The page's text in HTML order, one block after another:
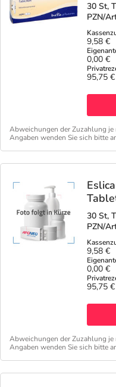
30 St,
PZN/
9,58 €
0,00 €
95,75 €
Abweichungen der Zuzahlung je
Angaben wenden Sie sich bitte
30 St,
PZN/
9,58 €
0,00 €
95,75 €
Abweichungen der Zuzahlung je
Angaben wenden Sie sich bitte